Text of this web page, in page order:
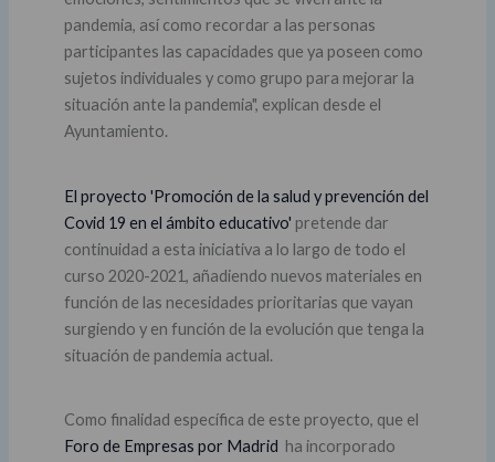
pandemia, así como recordar a las personas
participantes las capacidades que ya poseen como
sujetos individuales y como grupo para mejorar la
situación ante la pandemia", explican desde el
Ayuntamiento.
El proyecto 'Promoción de la salud y prevención del
Covid 19 en el ámbito educativo' pretende dar
continuidad a esta iniciativa a lo largo de todo el
curso 2020-2021, añadiendo nuevos materiales en
función de las necesidades prioritarias que vayan
surgiendo y en función de la evolución que tenga la
situación de pandemia actual.
Como finalidad específica de este proyecto, que el
Foro de Empresas por Madrid ha incorporado